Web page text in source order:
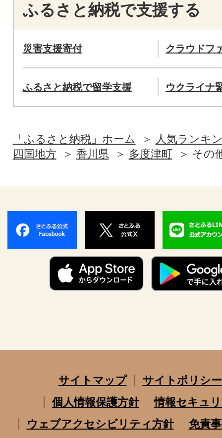
ふるさと納税で支援する
災害支援寄付 クラウドフ
ふるさと納税で留学支援 ウクライナ
「ふるさと納税」ホーム
人気ランキ
四国地方
香川県 多度津町 その
サイトマップ
サイトポリシー
個人情報保護方針
情報セキュ
ウェブアクセシビリティ方針
免責